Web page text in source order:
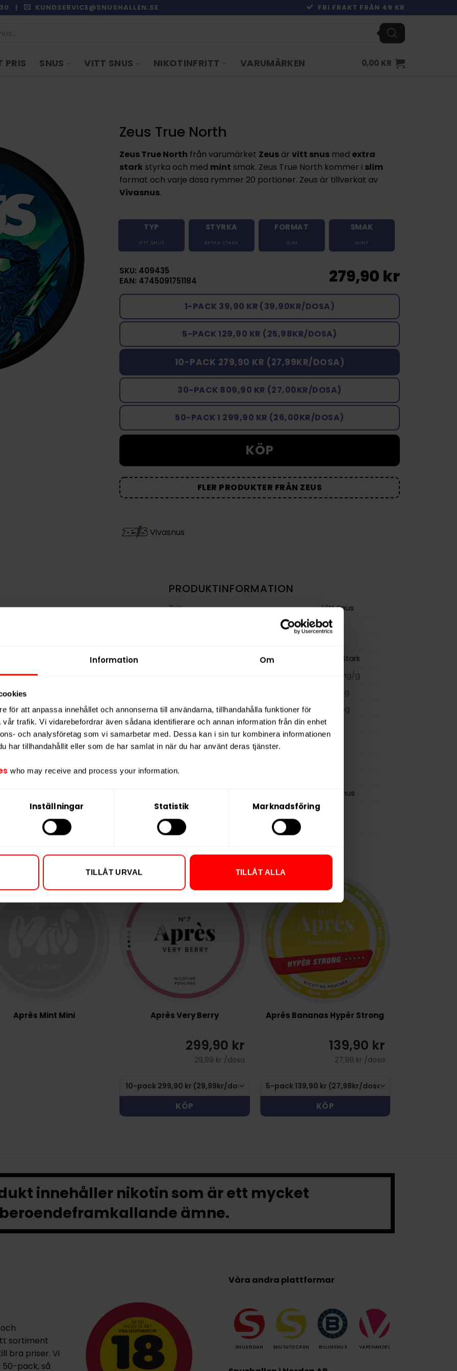
Information Om
för att anpassa innehållet och annonserna till användarna, tillhandahålla funktioner för
trafik. Vi vidarebefordrar även sådana identifierare och annan information från din enhet
och analysföretag som vi samarbetar med. Dessa kan i sin tur kombinera informationen
har tillhandahållit eller som de har samlat in när du har använt deras tjänster.
who may receive and process your information.
Inställningar Statistik Marknadsföring
TILLÅT URVAL TILLÅT ALLA
| KUNDSERVICE@SNUSHALLEN.SE FRI FRAKT FRÅN 49 KR
PRIS SNUS VITT SNUS NIKOTINFRITT VARUMÄRKEN 0,00 KR
Zeus True North
Zeus True North från varumärket Zeus är vitt snus med extra
stark styrka och med mint smak. Zeus True North kommer i slim
format och varje dosa rymmer 20 portioner. Zeus är tillverkat av
Vivasnus.
TYP
VITT SNUS
STYRKA
EXTRA STARK
FORMAT
SLIM
SMAK
MINT
SKU: 409435
EAN: 4745091751184
279,90 kr
1-PACK 39,90 KR (39,90KR/DOSA)
5-PACK 129,90 KR (25,98KR/DOSA)
10-PACK 279,90 KR (27,99KR/DOSA)
30-PACK 809,90 KR (27,00KR/DOSA)
50-PACK 1 299,90 KR (26,00KR/DOSA)
KÖP
FLER PRODUKTER FRÅN ZEUS
Vivasnus
PRODUKTINFORMATION
Typ
Vitt Snus
Mint
Extra Stark
20,0 mg/g
10,0 mg
Nikotin per dosa
200 mg
Vikt per dosa
10 g
Portioner per dosa
Varumärke
Vivasnus
Après Mint Mini Après Very Berry
299,90 kr
29,99 kr /dosa
KÖP
Après Bananas Hypèr Strong
139,90 kr
27,98 kr /dosa
KÖP
innehåller nikotin som är ett mycket
beroendeframkallande ämne.
sortiment
bra priser. Vi
50-pack, så
Våra andra plattformar
SNUSSIDAN SNUSSTOCKEN BILLIGSNUS VAPEHANDEL